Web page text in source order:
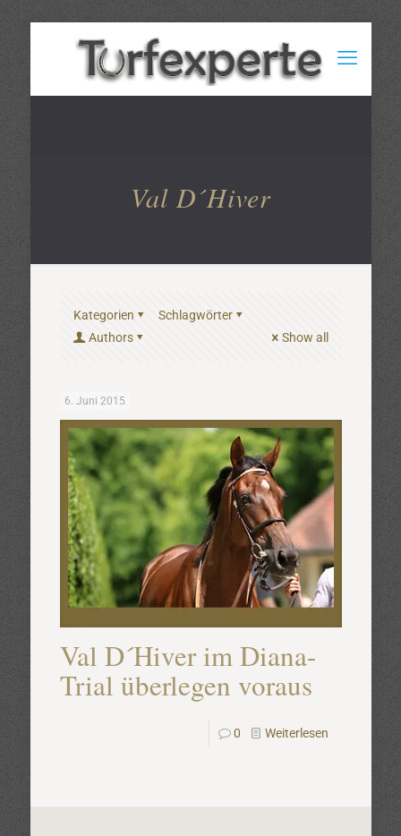
Val D´Hiver
Kategorien
Schlagwörter
Authors
Show all
6. Juni 2015
Val D´Hiver im Diana-
Trial überlegen voraus
0 Weiterlesen